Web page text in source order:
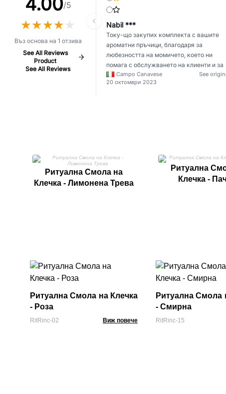
/5
★★★★ ★
★★★★ ★
Въз основа на 1 отзива
See All Reviews
Product
See All Reviews
Nabil ***
Току-що закупих комплекта с вашите
ароматни пръчици, благодаря за
любезността на момичето, което ни
помага с обслужването на клиенти и за
бързината на доставката на продуктите.
Нямам търпение да ги пробвам, вече са
Campo Canavese
See
20 октомври 2023
Ритуална Смола на
Клечка - Лимонена Трева
Ритуална
Клечка -
Ритуална Смола на Клечка
- Роза
RitRinc-02 Виж повече
Ритуална Смола
- Смирна
RitRinc-15